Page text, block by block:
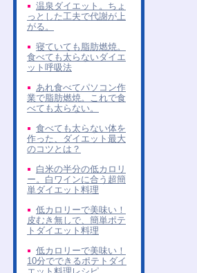
温泉ダイエット。ちょ
っとした工夫で代謝が上
がる。
寝ていても脂肪燃焼。
食べても太らないダイエ
ット呼吸法
あれ食べてパソコン作
業で脂肪燃焼。これで食
べても太らない。
食べても太らない体を
作った、ダイエット最大
のコツとは？
白米の半分の低カロリ
ー。白ワインに合う超簡
単ダイエット料理
低カロリーで美味い！
皮むき無しで、簡単ポテ
トダイエット料理
低カロリーで美味い！
10分でできるポテトダイ